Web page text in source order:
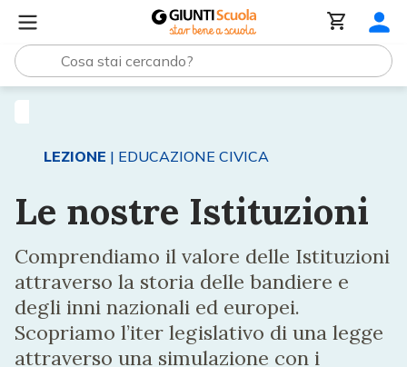
LEZIONE | EDUCAZIONE CIVICA
Le nostre Istituzioni
Comprendiamo il valore delle Istituzioni
attraverso la storia delle bandiere e
degli inni nazionali ed europei.
Scopriamo l’iter legislativo di una legge
attraverso una simulazione con i